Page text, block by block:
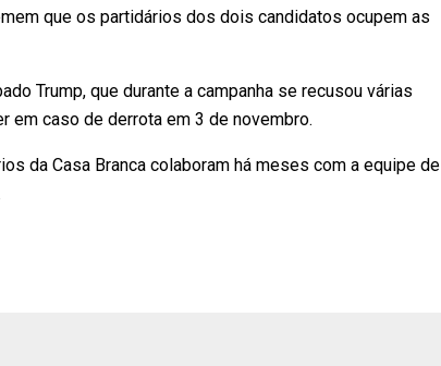
que os partidários dos dois candidatos ocupem as
Trump, que durante a campanha se recusou várias
em caso de derrota em 3 de novembro.
da Casa Branca colaboram há meses com a equipe de